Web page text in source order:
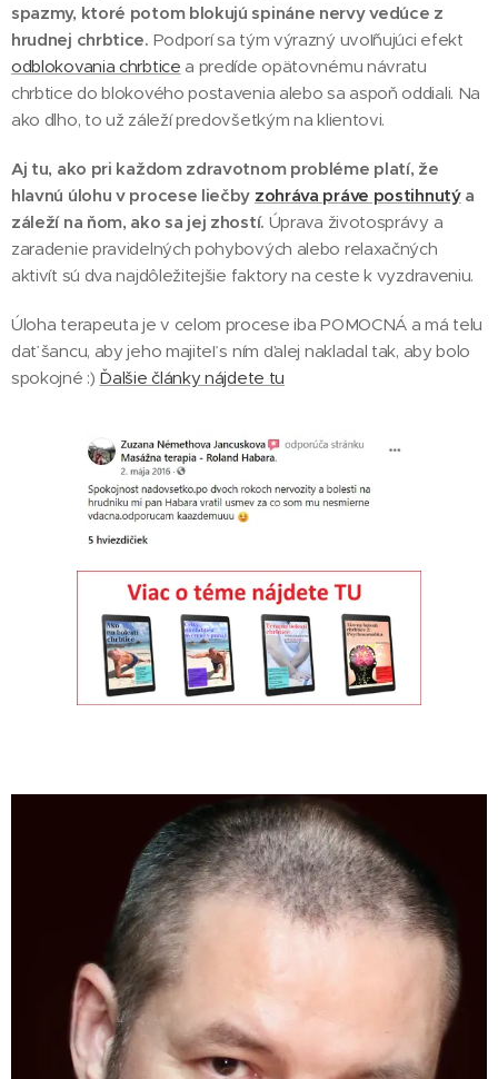
spazmy, ktoré potom blokujú spináne nervy vedúce z
hrudnej chrbtice. Podporí sa tým výrazný uvoľňujúci efekt
odblokovania chrbtice a predíde opätovnému návratu
chrbtice do blokového postavenia alebo sa aspoň oddiali. Na
ako dlho, to už záleží predovšetkým na klientovi.
Aj tu, ako pri každom zdravotnom probléme platí, že
hlavnú úlohu v procese liečby zohráva práve postihnutýa
záleží na ňom, ako sa jej zhostí. Úprava životosprávy a
zaradenie pravidelných pohybových alebo relaxačných
aktivít sú dva najdôležitejšie faktory na ceste k vyzdraveniu.
Úloha terapeuta je v celom procese iba POMOCNÁ a má telu
dať šancu, aby jeho majiteľ s ním ďalej nakladal tak, aby bolo
spokojné :) Ďalšie články nájdete tu